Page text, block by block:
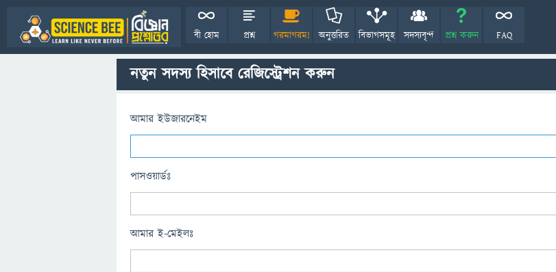
বী হোম প্রশ্ন গরমাগরম! অনুত্তরিত বিভাগসমূহ সদস্যবৃন্দ প্রশ্ন করুন FAQ
নতুন সদস্য হিসাবে রেজিস্ট্রেশন করুন
আমার ইউজারনেইম
পাসওয়ার্ডঃ
আমার ই-মেইলঃ